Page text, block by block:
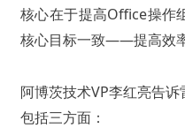
核心在于提高Office操作
核心目标一致——提高效率
阿博茨技术VP李红亮告诉
包括三方面：